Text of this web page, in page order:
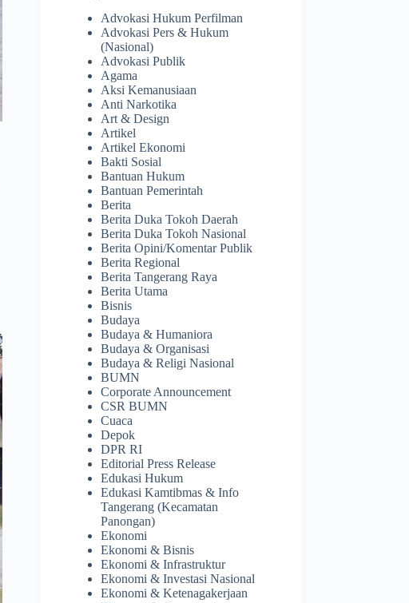
Advokasi Hukum Perfilman
Advokasi Pers & Hukum
(Nasional)
Advokasi Publik
Agama
Aksi Kemanusiaan
Anti Narkotika
Art & Design
Artikel
Artikel Ekonomi
Bakti Sosial
Bantuan Hukum
Bantuan Pemerintah
Berita
Berita Duka Tokoh Daerah
Berita Duka Tokoh Nasional
Berita Opini/Komentar Publik
Berita Regional
Berita Tangerang Raya
Berita Utama
Bisnis
Budaya
Budaya & Humaniora
Budaya & Organisasi
Budaya & Religi Nasional
BUMN
Corporate Announcement
CSR BUMN
Cuaca
Depok
DPR RI
Editorial Press Release
Edukasi Hukum
Edukasi Kamtibmas & Info
Tangerang (Kecamatan
Panongan)
Ekonomi
Ekonomi & Bisnis
Ekonomi & Infrastruktur
Ekonomi & Investasi Nasional
Ekonomi & Ketenagakerjaan